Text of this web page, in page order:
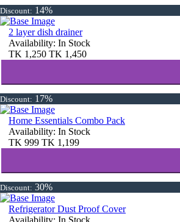
Discount: 14%
2 layer dish drainer
Availability: In Stock
TK 1,250 TK 1,450
Discount: 17%
Home Essentials Combo Pack
Availability: In Stock
TK 999 TK 1,199
Discount: 30%
Refrigerator Dust Proof Cover
Availability: In Stock